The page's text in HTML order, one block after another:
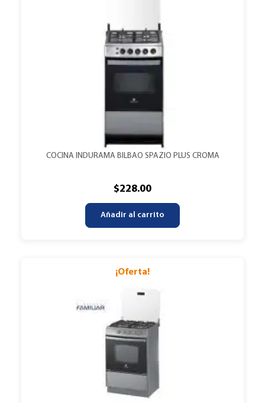
COCINA INDURAMA BILBAO SPAZIO PLUS CROMA
$228.00
Añadir al carrito
¡Oferta!